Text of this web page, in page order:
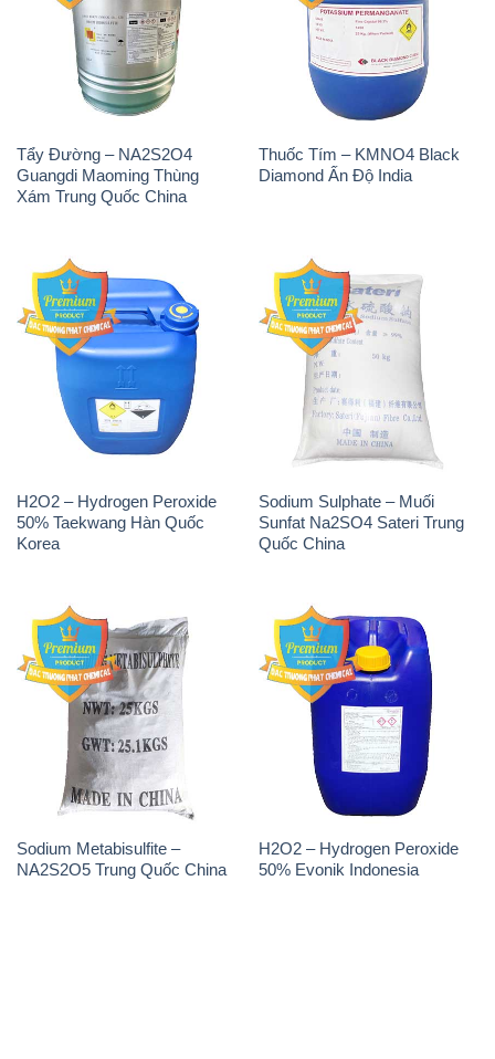
Tẩy Đường – NA2S2O4
Guangdi Maoming Thùng
Xám Trung Quốc China
Thuốc Tím – KMNO4 Black
Diamond Ấn Độ India
H2O2 – Hydrogen Peroxide
50% Taekwang Hàn Quốc
Korea
Sodium Sulphate – Muối
Sunfat Na2SO4 Sateri Trung
Quốc China
Sodium Metabisulfite –
NA2S2O5 Trung Quốc China
H2O2 – Hydrogen Peroxide
50% Evonik Indonesia